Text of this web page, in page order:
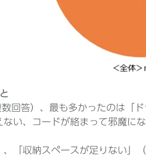
回答）、最も多かったのは「
い、コードが絡まって邪魔に
「収納スペースが足りない」